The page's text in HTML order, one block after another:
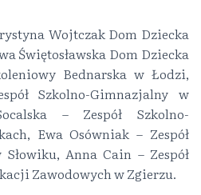
Wojtczak Dom Dziecka
Świętosławska Dom Dziecka
Bednarska w Łodzi,
Szkolno-Gimnazjalny w
– Zespół Szkolno-
Ewa Osówniak – Zespół
Anna Cain – Zespół
Zawodowych w Zgierzu.